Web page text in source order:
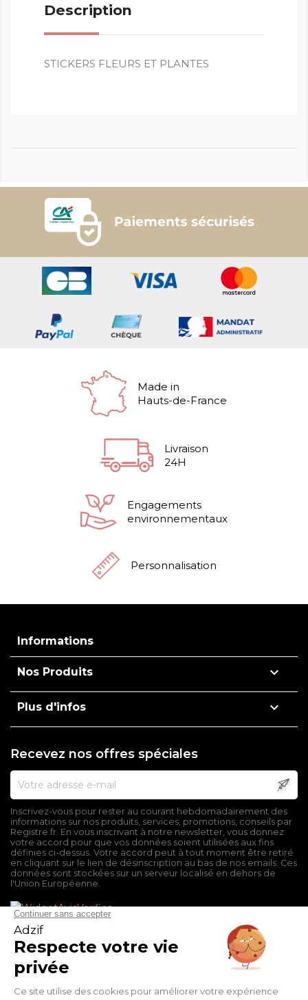
Description
STICKERS FLEURS ET PLANTES
Made in
Hauts-de-France
Livraison
24H
Engagements
environnementaux
Personnalisation
Informations
Nos Produits 
Plus d'infos 
Recevez nos offres spéciales
Inscrivez-vous pour rester au courant hebdomadairement des
informations sur nos produits, services, promotions, conseils par
Registre.fr. En vous inscrivant à notre newsletter, vous donnez
votre accord pour que vos données soient utilisées aux fins
définies ci-dessus. Votre accord peut à tout moment être retiré
en cliquant sur le lien de désinscription au bas de nos emails. Ces
données sont stockées sur un serveur localisé en dehors de
l'Union Européenne.